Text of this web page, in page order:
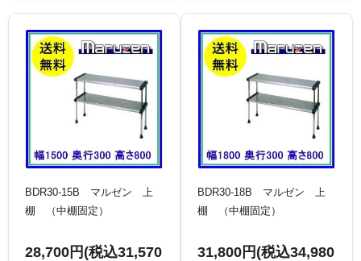
BDR30-15B マルゼン 上
棚 （中棚固定）
28,700円(税込31,570
BDR30-18B マルゼン 上
棚 （中棚固定）
31,800円(税込34,980